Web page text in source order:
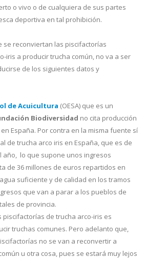
o vivo o de cualquiera de sus partes
deportiva en tal prohibición.
se reconviertan las piscifactorías
iris a producir trucha común, no va a ser
de los siguientes datos y
de Acuicultura (OESA) que es un
Biodiversidad no cita producción
España. Por contra en la misma fuente sí
de trucha arco iris en España, que es de
año, lo que supone unos ingresos
de 36 millones de euros repartidos en
suficiente y de calidad en los tramos
que van a parar a los pueblos de
de provincia.
piscifactorías de trucha arco-iris es
truchas comunes. Pero adelanto que,
no se van a reconvertir a
u otra cosa, pues se estará muy lejos